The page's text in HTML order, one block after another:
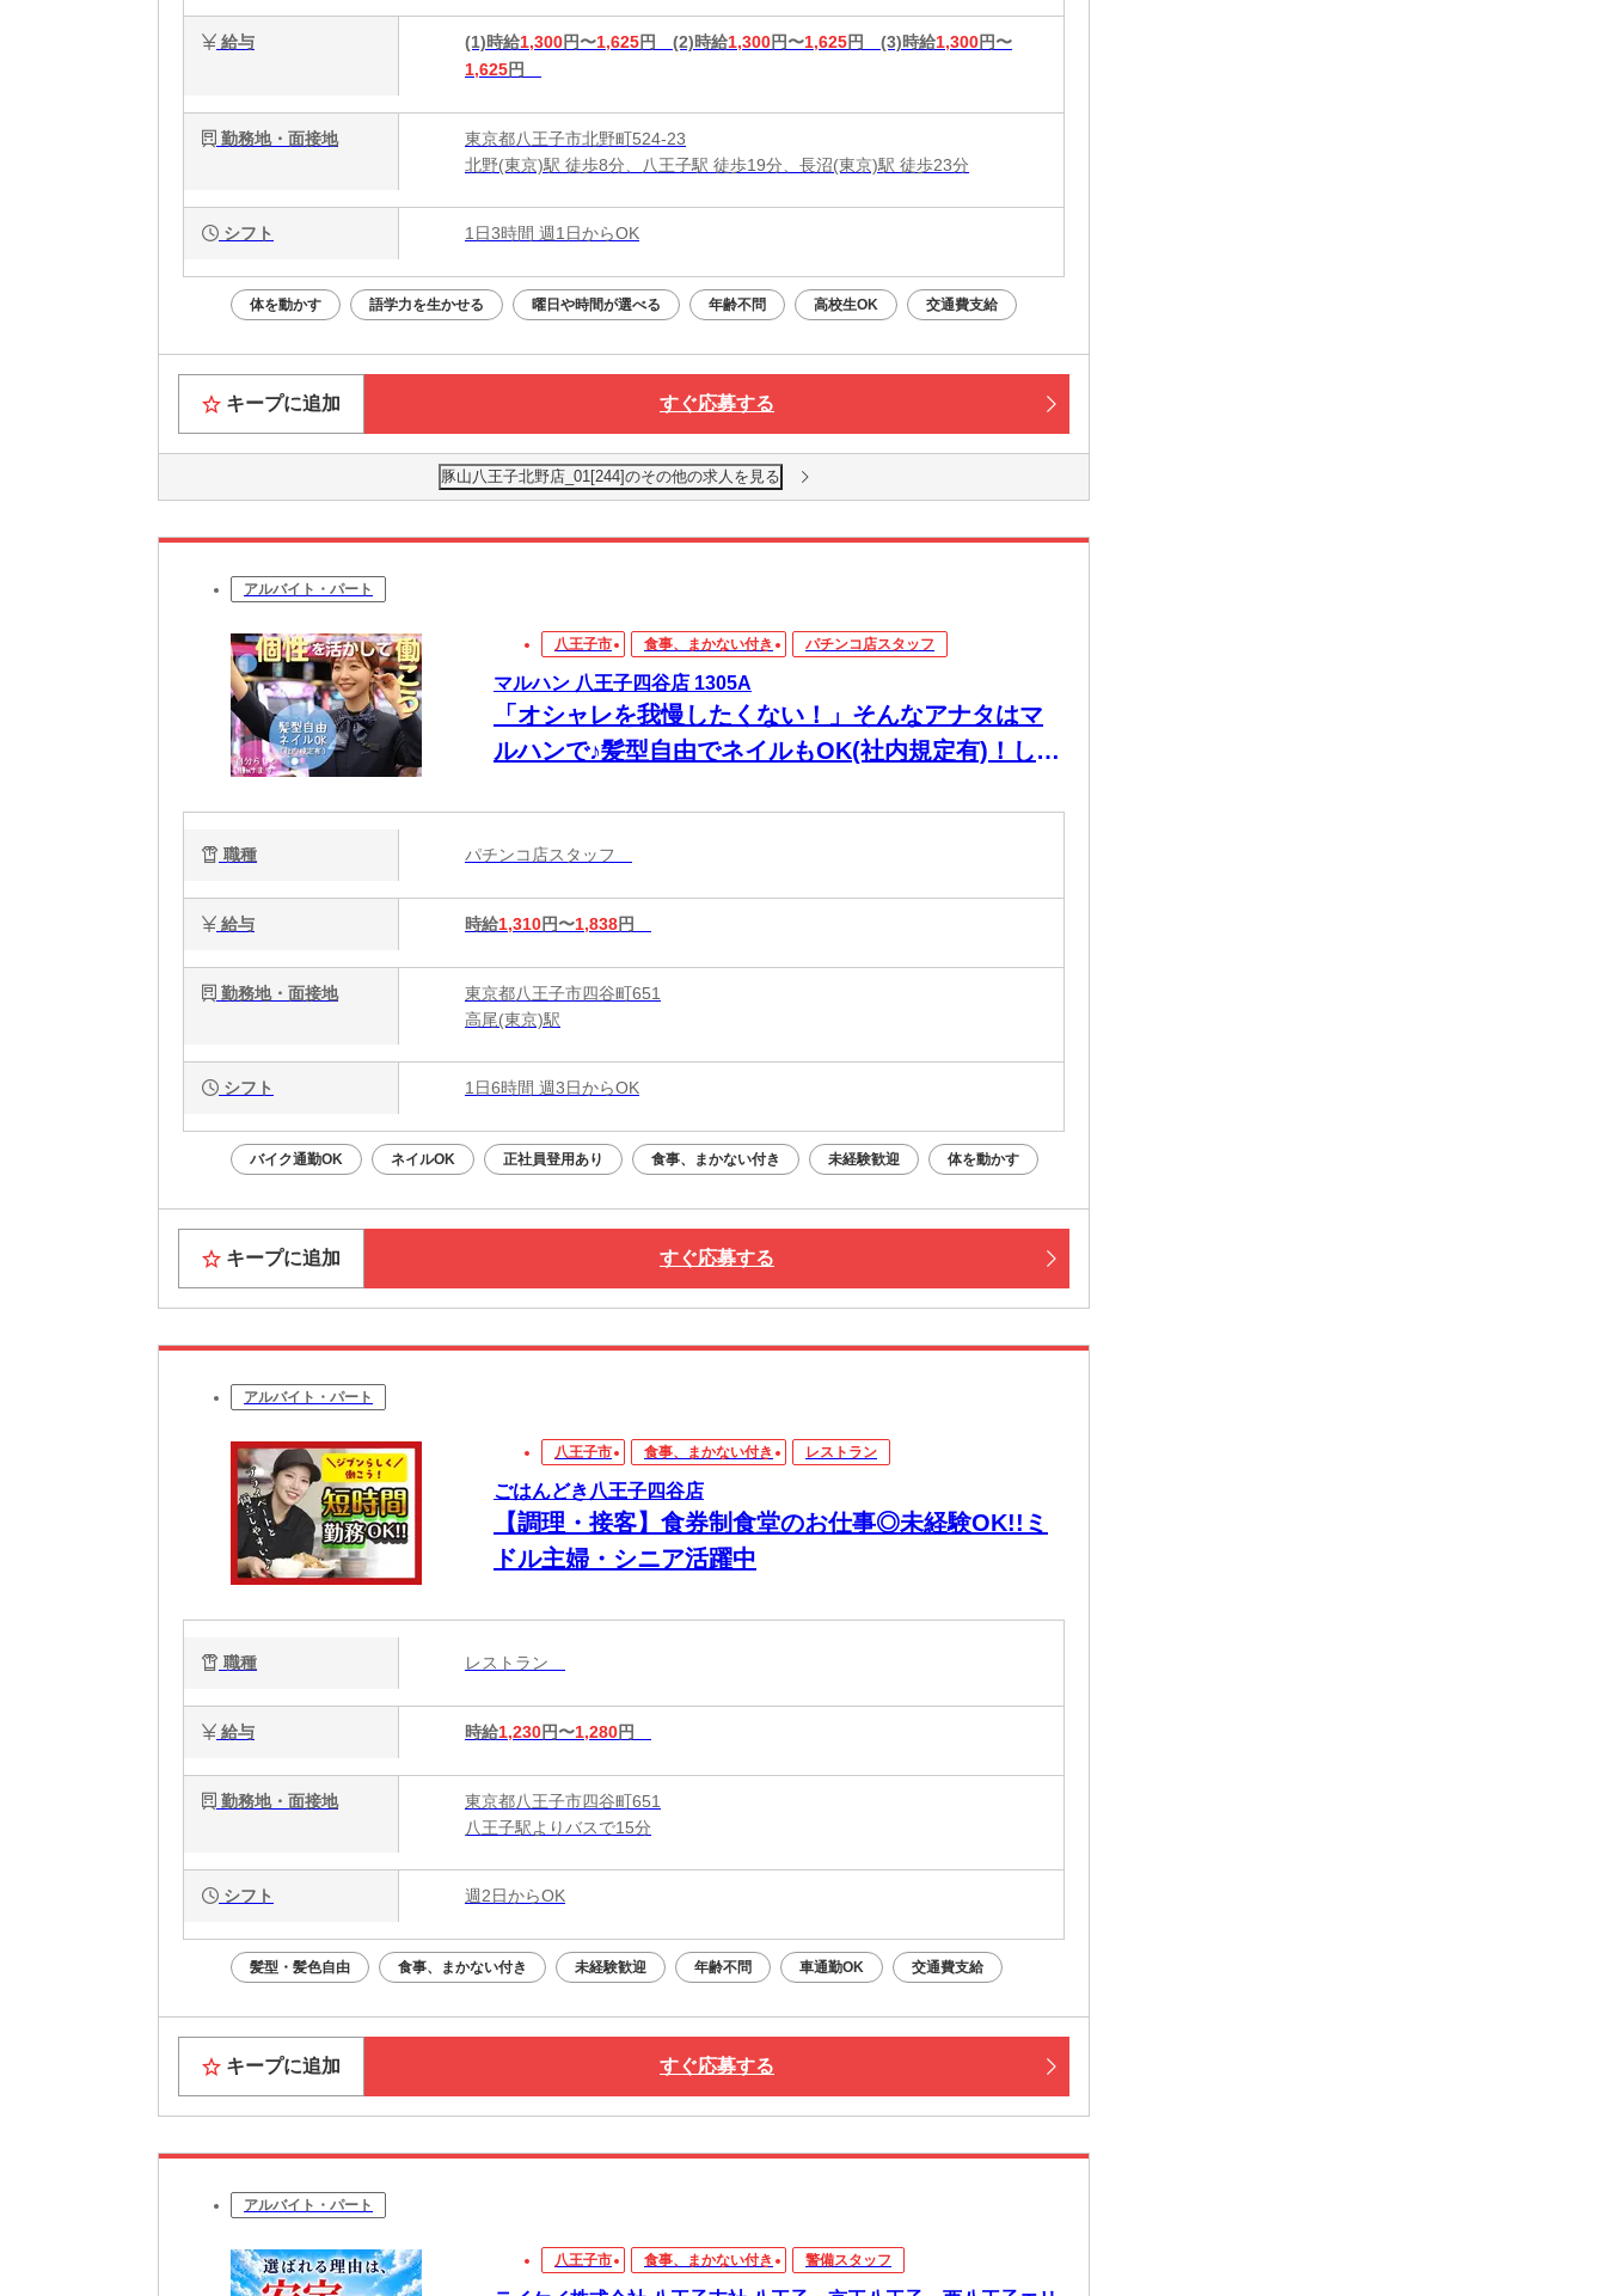
給与 (1)時給1,300円〜1,625円 (2)時給1,300円〜1,625円 (3)時給1,300円〜
1,625円
勤務地・面接地
東京都八王子市北野町524-23
北野(東京)駅 徒歩8分、八王子駅 徒歩19分、長沼(東京)駅 徒歩23分
シフト 1日3時間 週1日からOK
体を動かす 語学力を生かせる 曜日や時間が選べる 年齢不問 高校生OK 交通費支給
キープに追加 すぐ応募する
豚山八王子北野店_01[244]のその他の求人を見る
アルバイト・パート
八王子市 食事、まかない付き パチンコ店スタッフ
マルハン 八王子四谷店 1305A
「オシャレを我慢したくない！」そんなアナタはマ
ルハンで♪髪型自由でネイルもOK(社内規定有)！しか
職種 パチンコ店スタッフ
給与 時給1,310円〜1,838円
勤務地・面接地
東京都八王子市四谷町651
高尾(東京)駅
シフト 1日6時間 週3日からOK
バイク通勤OK ネイルOK 正社員登用あり 食事、まかない付き 未経験歓迎 体を動かす
キープに追加 すぐ応募する
アルバイト・パート
八王子市 食事、まかない付き レストラン
ごはんどき八王子四谷店
【調理・接客】食券制食堂のお仕事◎未経験OK!!ミ
ドル主婦・シニア活躍中
職種 レストラン
給与 時給1,230円〜1,280円
勤務地・面接地
東京都八王子市四谷町651
八王子駅よりバスで15分
シフト 週2日からOK
髪型・髪色自由 食事、まかない付き 未経験歓迎 年齢不問 車通勤OK 交通費支給
キープに追加 すぐ応募する
アルバイト・パート
八王子市 食事、まかない付き 警備スタッフ